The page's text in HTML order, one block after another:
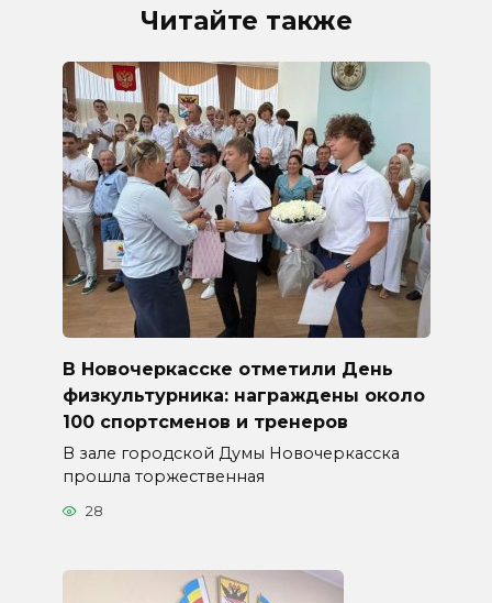
Читайте также
В Новочеркасске отметили День
физкультурника: награждены около
100 спортсменов и тренеров
В зале городской Думы Новочеркасска
прошла торжественная
28